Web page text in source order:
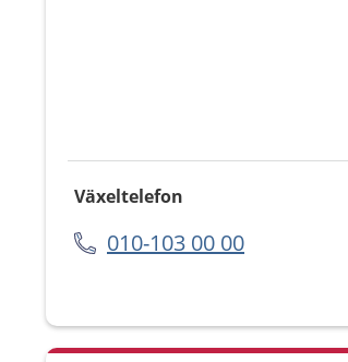
Växeltelefon
010-103 00 00